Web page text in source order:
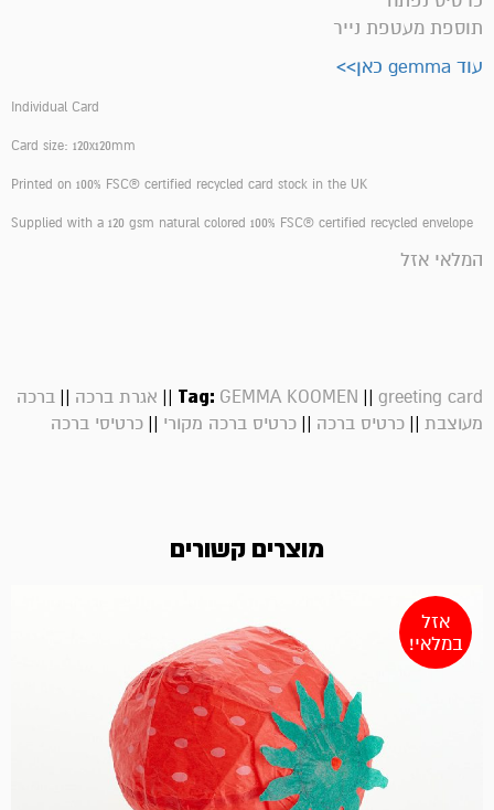
תוספת מעטפת נייר
עוד gemma כאן>>
Individual Card
Card size: 120x120mm
Printed on 100% FSC® certified recycled card stock in the UK
Supplied with a 120 gsm natural colored 100% FSC® certified recycled envelope
המלאי אזל
Tag: GEMMA KOOMEN || greeting card
|| אגרת ברכה || ברכה
מעוצבת || כרטיס ברכה || כרטיס ברכה מקורי || כרטיסי ברכה
מוצרים קשורים
אזל
במלאי!